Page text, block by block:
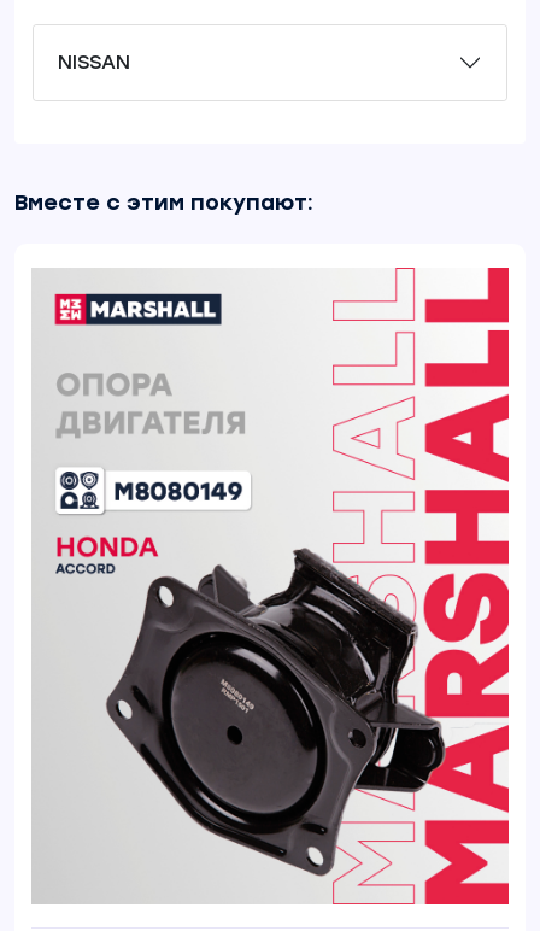
NISSAN
Вместе с этим покупают: